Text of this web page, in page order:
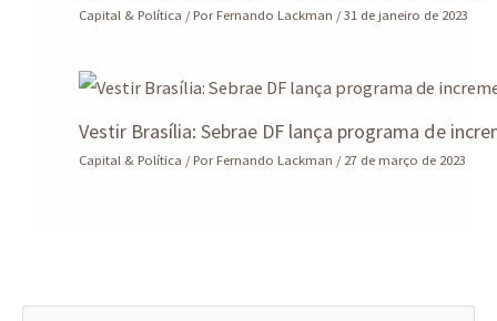
Capital & Política / PorFernando Lackman /31 de janeiro de 2023
Vestir Brasília: Sebrae DF lança programa de
Capital & Política / PorFernando Lackman /27 de março de 2023